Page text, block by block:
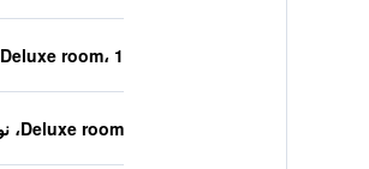
Deluxe room، 1 سرير كينغ
Deluxe room، نوع السرير غير معروف